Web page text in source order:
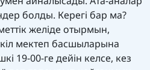
болды. Керегі бар ма?
желіде отырмын,
мектеп басшыларына
19-00-ге дейін келсе, кез